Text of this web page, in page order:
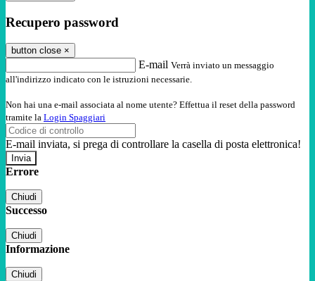
Recupero password
button close ×
E-mail Verrà inviato un messaggio
all'indirizzo indicato con le istruzioni necessarie.
Non hai una e-mail associata al nome utente? Effettua il reset della password
tramite la Login Spaggiari
E-mail inviata, si prega di controllare la casella di posta elettronica!
Errore
Chiudi
Successo
Chiudi
Informazione
Chiudi